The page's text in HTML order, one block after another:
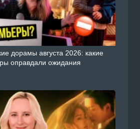
дорамы августа 2026: какие
оправдали ожидания